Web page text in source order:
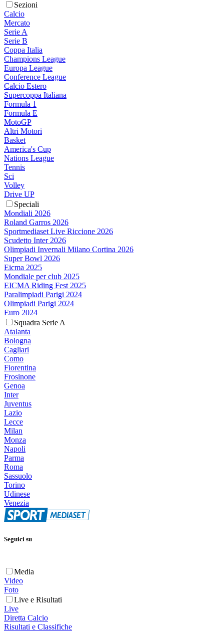
Sezioni
Calcio
Mercato
Serie A
Serie B
Coppa Italia
Champions League
Europa League
Conference League
Calcio Estero
Supercoppa Italiana
Formula 1
Formula E
MotoGP
Altri Motori
Basket
America's Cup
Nations League
Tennis
Sci
Volley
Drive UP
Speciali
Mondiali 2026
Roland Garros 2026
Sportmediaset Live Riccione 2026
Scudetto Inter 2026
Olimpiadi Invernali Milano Cortina 2026
Super Bowl 2026
Eicma 2025
Mondiale per club 2025
EICMA Riding Fest 2025
Paralimpiadi Parigi 2024
Olimpiadi Parigi 2024
Euro 2024
Squadra Serie A
Atalanta
Bologna
Cagliari
Como
Fiorentina
Frosinone
Genoa
Inter
Juventus
Lazio
Lecce
Milan
Monza
Napoli
Parma
Roma
Sassuolo
Torino
Udinese
Venezia
Seguici su
Media
Video
Foto
Live e Risultati
Live
Diretta Calcio
Risultati e Classifiche